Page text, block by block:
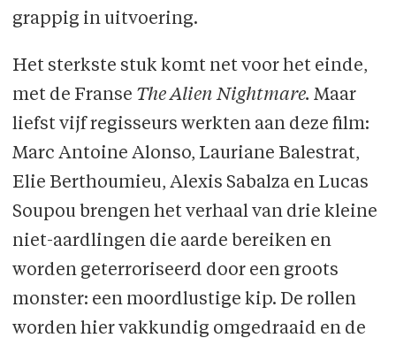
grappig in uitvoering.
Het sterkste stuk komt net voor het einde,
met de Franse The Alien Nightmare. Maar
liefst vijf regisseurs werkten aan deze film:
Marc Antoine Alonso, Lauriane Balestrat,
Elie Berthoumieu, Alexis Sabalza en Lucas
Soupou brengen het verhaal van drie kleine
niet-aardlingen die aarde bereiken en
worden geterroriseerd door een groots
monster: een moordlustige kip. De rollen
worden hier vakkundig omgedraaid en de